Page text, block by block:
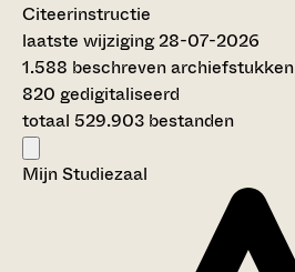
Citeerinstructie
laatste wijziging 28-07-2026
1.588 beschreven archiefstukken
820 gedigitaliseerd
totaal 529.903 bestanden
Mijn Studiezaal